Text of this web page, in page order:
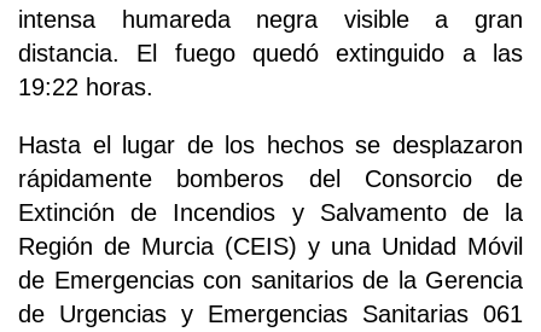
intensa humareda negra visible a gran
distancia. El fuego quedó extinguido a las
19:22 horas.
Hasta el lugar de los hechos se desplazaron
rápidamente bomberos del Consorcio de
Extinción de Incendios y Salvamento de la
Región de Murcia (CEIS) y una Unidad Móvil
de Emergencias con sanitarios de la Gerencia
de Urgencias y Emergencias Sanitarias 061